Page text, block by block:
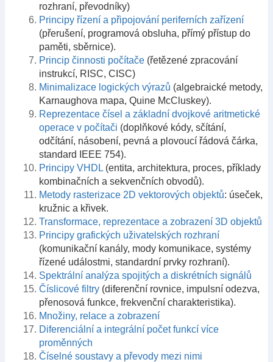
rozhraní, převodníky)
Principy řízení a připojování periferních zařízení
(přerušení, programová obsluha, přímý přístup do
paměti, sběrnice).
Princip činnosti počítače (řetězené zpracování
instrukcí, RISC, CISC)
Minimalizace logických výrazů (algebraické metody,
Karnaughova mapa, Quine McCluskey).
Reprezentace čísel a základní dvojkové aritmetické
operace v počítači (doplňkové kódy, sčítání,
odčítání, násobení, pevná a plovoucí řádová čárka,
standard IEEE 754).
Principy VHDL (entita, architektura, proces, příklady
kombinačních a sekvenčních obvodů).
Metody rasterizace 2D vektorových objektů: úseček,
kružnic a křivek.
Transformace, reprezentace a zobrazení 3D objektů
Principy grafických uživatelských rozhraní
(komunikační kanály, mody komunikace, systémy
řízené událostmi, standardní prvky rozhraní).
Spektrální analýza spojitých a diskrétních signálů
Číslicové filtry (diferenční rovnice, impulsní odezva,
přenosová funkce, frekvenční charakteristika).
Množiny, relace a zobrazení
Diferenciální a integrální počet funkcí více
proměnných
Číselné soustavy a převody mezi nimi